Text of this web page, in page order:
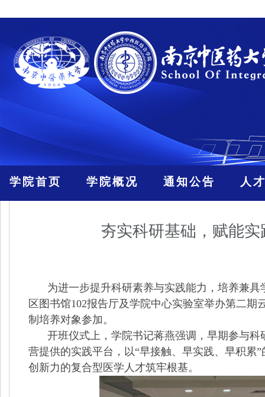
学院首页 学院概况 通知公告 人
夯实科研基础，赋能
为进一步提升科研素养与实践能力，培养兼
区图书馆102报告厅及学院中心实验室举办第二期
制培养对象参加。
开班仪式上，学院书记蒋燕强调，早期参与
营提供的实践平台，以“早接触、早实践、早积累
创新力的复合型医学人才筑牢根基。